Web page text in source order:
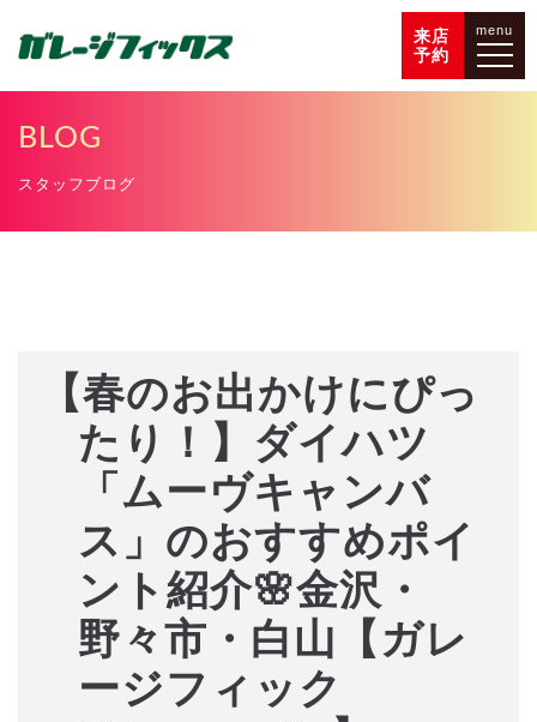
来店
予約
menu
BLOG
スタッフブログ
【春のお出かけにぴっ
たり！】ダイハツ
「ムーヴキャンバ
ス」のおすすめポイ
ント紹介🌸金沢・
野々市・白山【ガレ
ージフィック